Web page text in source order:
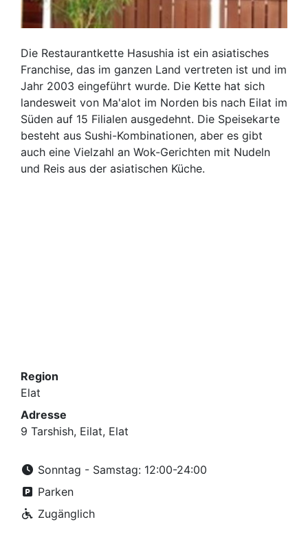
Die Restaurantkette Hasushia ist ein asiatisches
Franchise, das im ganzen Land vertreten ist und im
Jahr 2003 eingeführt wurde. Die Kette hat sich
landesweit von Ma'alot im Norden bis nach Eilat im
Süden auf 15 Filialen ausgedehnt. Die Speisekarte
besteht aus Sushi-Kombinationen, aber es gibt
auch eine Vielzahl an Wok-Gerichten mit Nudeln
und Reis aus der asiatischen Küche.
Region
Elat
Adresse
9 Tarshish, Eilat, Elat
Sonntag - Samstag: 12:00-24:00
Parken
Zugänglich